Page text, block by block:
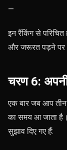
—
इन रैंकिंग से
और जरूरत पड़ने पर
चरण 6:
एक बार जब आप तीन
का समय आ जाता
सुझाव दिए गए हैं: